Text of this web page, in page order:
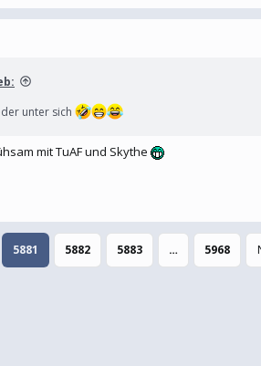
unter sich
mit TuAF und Skythe
5881 5882 5883 … 5968